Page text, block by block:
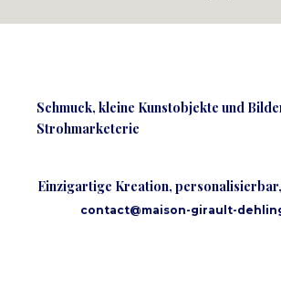
Schmuck, kleine Kunstobjekte und
Strohmarketerie
Einzigartige Kreation,
contact@maison-girault-